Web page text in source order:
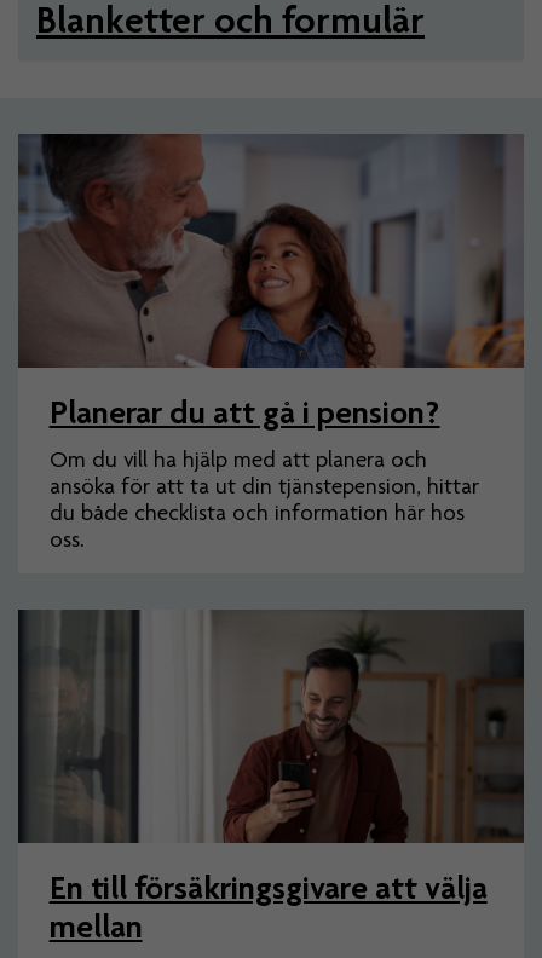
Blanketter och formulär
Artiklar
Planerar du att gå i pension?
Om du vill ha hjälp med att planera och
ansöka för att ta ut din tjänstepension, hittar
du både checklista och information här hos
oss.
En till försäkringsgivare att välja
mellan